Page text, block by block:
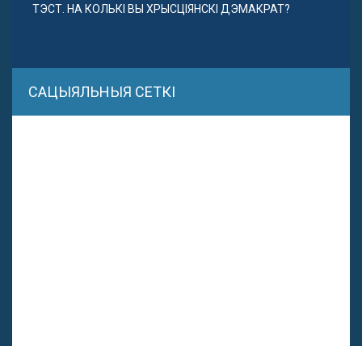
ТЭСТ. НА КОЛЬКІ ВЫ ХРЫСЦІЯНСКІ ДЭМАКРАТ?
САЦЫЯЛЬНЫЯ СЕТКІ